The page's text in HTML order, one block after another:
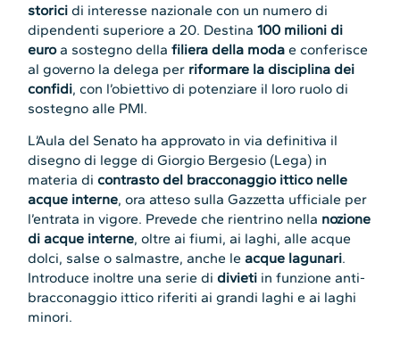
storicidi interesse nazionale con un numero di
dipendenti superiore a 20. Destina100 milioni di
euroa sostegno dellafiliera della moda e conferisce
al governo la delega per riformare la disciplina dei
confidi, con l’obiettivo di potenziare il loro ruolo di
sostegno alle PMI.
L’Aula del Senato ha approvato in via definitiva il
disegno di legge di Giorgio Bergesio (Lega) in
materia dicontrasto del bracconaggio ittico nelle
acque interne, ora atteso sulla Gazzetta ufficiale per
l’entrata in vigore. Prevede che rientrino nella nozione
di acque interne, oltre ai fiumi, ai laghi, alle acque
dolci, salse o salmastre, anche leacque lagunari.
Introduce inoltre una serie didivieti in funzione anti-
bracconaggio ittico riferiti ai grandi laghi e ai laghi
minori.